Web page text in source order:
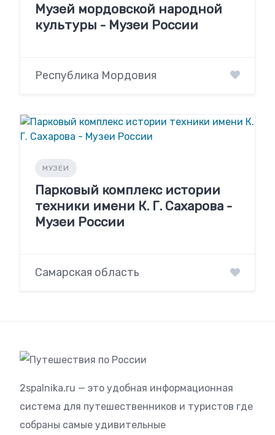
Музей мордовской народной
культуры - Музеи России
Республика Мордовия
МУЗЕИ
Парковый комплекс истории
техники имени К. Г. Сахарова -
Музеи России
Самарская область
2spalnika.ru — это удобная информационная
система для путешественников и туристов где
собраны самые удивительные